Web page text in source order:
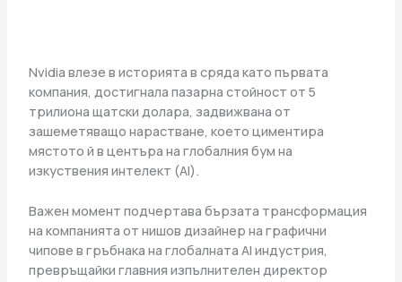
Nvidia влезе в историята в сряда като първата
компания, достигнала пазарна стойност от 5
трилиона щатски долара, задвижвана от
зашеметяващо нарастване, което циментира
мястото й в центъра на глобалния бум на
изкуствения интелект (AI).
Важен момент подчертава бързата трансформация
на компанията от нишов дизайнер на графични
чипове в гръбнака на глобалната AI индустрия,
превръщайки главния изпълнителен директор